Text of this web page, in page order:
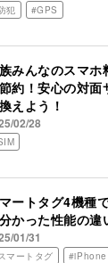
犯 #GPS
みんなのスマホ
約！安心の対
えよう！
02/28
ートタグ4機種
かった性能の違
01/31
マートタグ #iPhone